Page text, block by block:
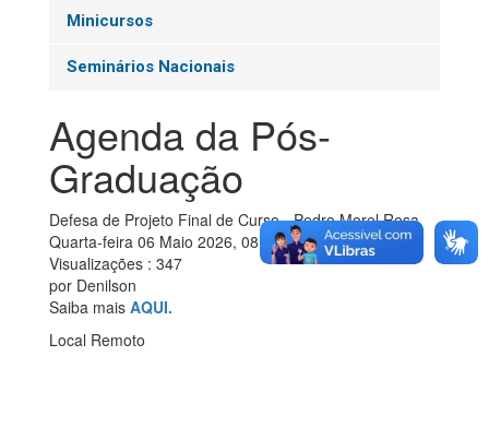
Minicursos
Seminários Nacionais
Agenda da Pós-
Graduação
Defesa de Projeto Final de Curso - Pedro Morel Rosa
Quarta-feira 06 Maio 2026, 08:00am
Visualizações : 347
por Denilson
Saiba mais AQUI.
Local Remoto